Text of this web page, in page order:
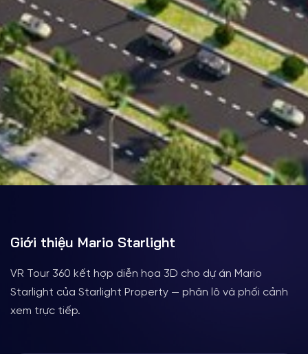
BẤT ĐỘNG SẢN
VR TOUR 360
Mario Starlight
Giới thiệu Mario Starlight
VR Tour 360 kết hợp diễn họa 3D cho dự án Mario
Starlight của Starlight Property — phân lô và phối cảnh
xem trực tiếp.